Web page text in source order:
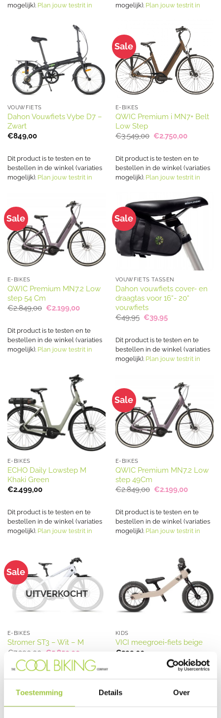
Toestemming Details Over
mogelijk). Plan jouw testrit in
mogelijk). Plan jouw testrit in
VOUWFIETS
Dahon Vouwfiets Vybe D7 –
Zwart
€849,00
Dit product is te testen en te
bestellen in de winkel (variaties
mogelijk). Plan jouw testrit in
Sale
E-BIKES
QWIC Premium i MN7+ Belt
Low Step
€3.549,00 Oorspronkelijke
prijs
€3.549,00.
€2.750,00Huidige
Dit product is te testen en te
bestellen in de winkel (variaties
mogelijk). Plan jouw testrit in
Sale
E-BIKES
QWIC Premium MN7.2 Low
step 54 Cm
€2.849,00 Oorspronkelijke
€2.849,00.
€2.199,00Huidige
€2.199,00.
Dit product is te testen en te
bestellen in de winkel (variaties
mogelijk). Plan jouw testrit in
Sale
VOUWFIETS TASSEN
Dahon vouwfiets cover- en
draagtas voor 16“- 20“
vouwfiets
€49,95 Oorspronkelijke
prijs
€49,95.
€39,95Huidige
€39,95.
Dit product is te testen en te
bestellen in de winkel (variaties
mogelijk). Plan jouw testrit in
E-BIKES
ECHO Daily Lowstep M
Khaki Green
€2.499,00
Dit product is te testen en te
bestellen in de winkel (variaties
mogelijk). Plan jouw testrit in
Sale
E-BIKES
QWIC Premium MN7.2 Low
step 49Cm
€2.849,00 Oorspronkelijke
€2.849,00.
€2.199,00Huidige
Dit product is te testen en te
bestellen in de winkel (variaties
mogelijk). Plan jouw testrit in
Sale
UITVERKOCHT
E-BIKES
Stromer ST3 – Wit – M
€7.290,00 Oorspronkelijke
prijs
was:
€7.290,00.
€5.850,00
prijs
is:
€5.850,00.
KIDS
VICI meegroei-fiets beige
€299,00
mogelijk).
Plan jouw testrit in